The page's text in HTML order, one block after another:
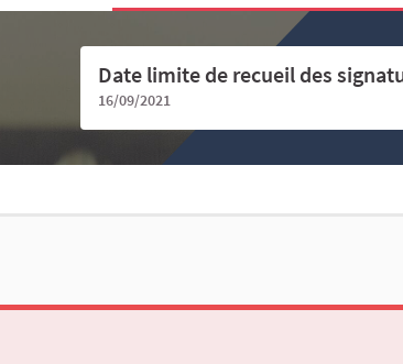
Date limite de recueil des
16/09/2021